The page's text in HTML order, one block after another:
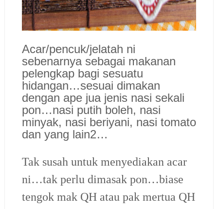
Acar/pencuk/jelatah ni
sebenarnya sebagai makanan
pelengkap bagi sesuatu
hidangan…sesuai dimakan
dengan ape jua jenis nasi sekali
pon…nasi putih boleh, nasi
minyak, nasi beriyani, nasi tomato
dan yang lain2…
Tak susah untuk menyediakan acar
ni…tak perlu dimasak pon…biase
tengok mak QH atau pak mertua QH